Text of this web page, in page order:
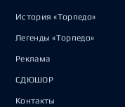
История «Торпедо»
Легенды «Торпедо»
Реклама
СДЮШОР
Контакты